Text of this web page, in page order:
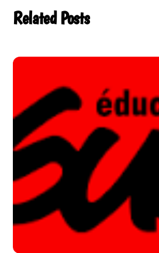
Related Posts